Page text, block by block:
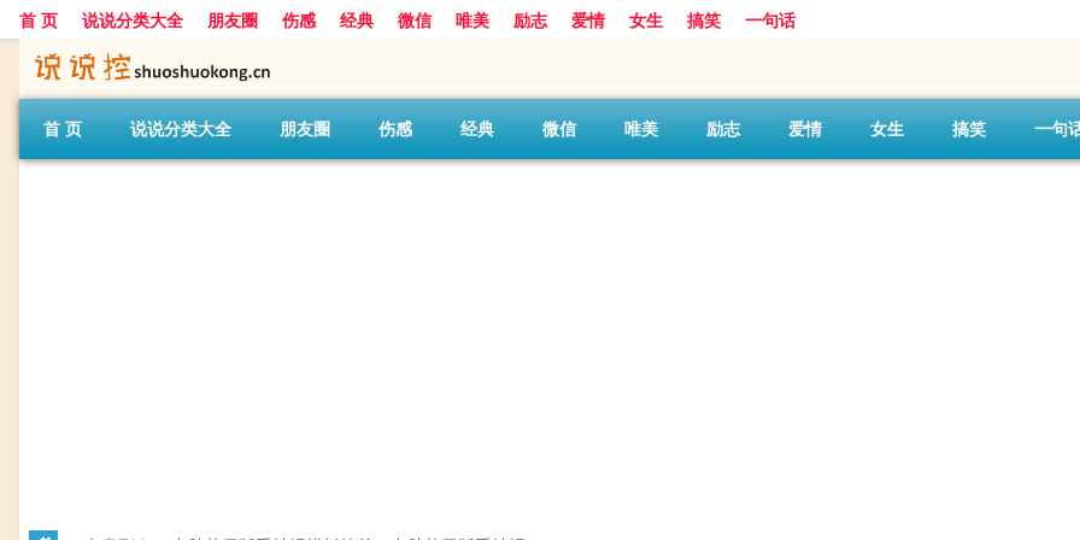
首 页 说说分类大全 朋友圈 伤感 经典 微信 唯美 励志 爱情 女生 搞笑 一句话
首 页 说说分类大全 朋友圈 伤感 经典 微信 唯美 励志 爱情 女生 搞笑 一句